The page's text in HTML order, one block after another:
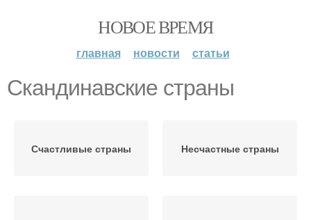
НОВОЕ ВРЕМЯ
главная новости статьи
Скандинавские страны
Счастливые страны Несчастные страны